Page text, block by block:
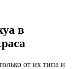
в
от их типа и